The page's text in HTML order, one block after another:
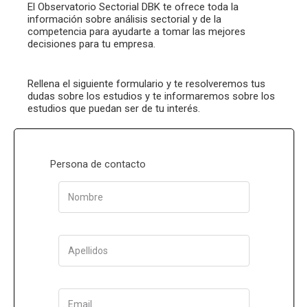
El Observatorio Sectorial DBK te ofrece toda la
información sobre análisis sectorial y de la
competencia para ayudarte a tomar las mejores
decisiones para tu empresa.
Rellena el siguiente formulario y te resolveremos tus
dudas sobre los estudios y te informaremos sobre los
estudios que puedan ser de tu interés.
Persona de contacto
Nombre
Apellidos
Email